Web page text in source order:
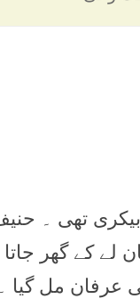
تھی ۔
لے کے گھر
عرفان مل گیا